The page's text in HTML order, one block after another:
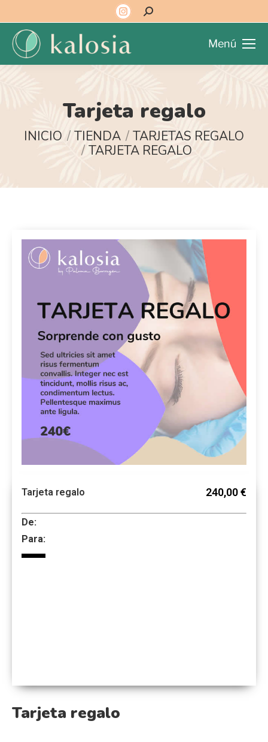
Menú
Tarjeta regalo
Estás aquí:
INICIO TIENDA
TARJETAS REGALO
TARJETA REGALO
Tarjeta regalo 240,00 €
De:
Para:
Tarjeta regalo